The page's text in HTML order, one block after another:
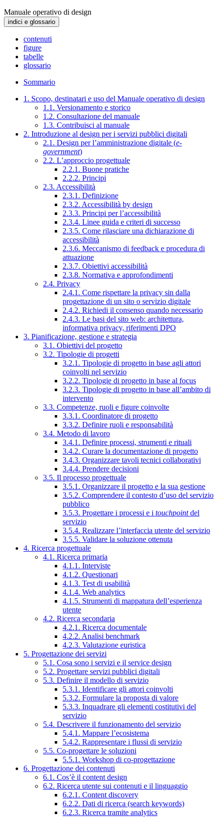
Manuale operativo di design
indici e glossario
contenuti
figure
tabelle
glossario
Sommario
1. Scopo, destinatari e uso del Manuale operativo di design
1.1. Versionamento e storico
1.2. Consultazione del manuale
1.3. Contribuisci al manuale
2. Introduzione al design per i servizi pubblici digitali
2.1. Design per l’amministrazione digitale (e-
government)
2.2. L’approccio progettuale
2.2.1. Buone pratiche
2.2.2. Principi
2.3. Accessibilità
2.3.1. Definizione
2.3.2. Accessibilità by design
2.3.3. Principi per l’accessibilità
2.3.4. Linee guida e criteri di successo
2.3.5. Come rilasciare una dichiarazione di
accessibilità
2.3.6. Meccanismo di feedback e procedura di
attuazione
2.3.7. Obiettivi accessibilità
2.3.8. Normativa e approfondimenti
2.4. Privacy
2.4.1. Come rispettare la privacy sin dalla
progettazione di un sito o servizio digitale
2.4.2. Richiedi il consenso quando necessario
2.4.3. Le basi del sito web: architettura,
informativa privacy, riferimenti DPO
3. Pianificazione, gestione e strategia
3.1. Obiettivi del progetto
3.2. Tipologie di progetti
3.2.1. Tipologie di progetto in base agli attori
coinvolti nel servizio
3.2.2. Tipologie di progetto in base al focus
3.2.3. Tipologie di progetto in base all’ambito di
intervento
3.3. Competenze, ruoli e figure coinvolte
3.3.1. Coordinatore di progetto
3.3.2. Definire ruoli e responsabilità
3.4. Metodo di lavoro
3.4.1. Definire processi, strumenti e rituali
3.4.2. Curare la documentazione di progetto
3.4.3. Organizzare tavoli tecnici collaborativi
3.4.4. Prendere decisioni
3.5. Il processo progettuale
3.5.1. Organizzare il progetto e la sua gestione
3.5.2. Comprendere il contesto d’uso del servizio
pubblico
3.5.3. Progettare i processi e i touchpointdel
servizio
3.5.4. Realizzare l’interfaccia utente del servizio
3.5.5. Validare la soluzione ottenuta
4. Ricerca progettuale
4.1. Ricerca primaria
4.1.1. Interviste
4.1.2. Questionari
4.1.3. Test di usabilità
4.1.4. Web analytics
4.1.5. Strumenti di mappatura dell’esperienza
utente
4.2. Ricerca secondaria
4.2.1. Ricerca documentale
4.2.2. Analisi benchmark
4.2.3. Valutazione euristica
5. Progettazione dei servizi
5.1. Cosa sono i servizi e il service design
5.2. Progettare servizi pubblici digitali
5.3. Definire il modello di servizio
5.3.1. Identificare gli attori coinvolti
5.3.2. Formulare la proposta di valore
5.3.3. Inquadrare gli elementi costitutivi del
servizio
5.4. Descrivere il funzionamento del servizio
5.4.1. Mappare l’ecosistema
5.4.2. Rappresentare i flussi di servizio
5.5. Co-progettare le soluzioni
5.5.1. Workshop di co-progettazione
6. Progettazione dei contenuti
6.1. Cos’è il content design
6.2. Ricerca utente sui contenuti e il linguaggio
6.2.1. Content discovery
6.2.2. Dati di ricerca (search keywords)
6.2.3. Ricerca tramite analytics